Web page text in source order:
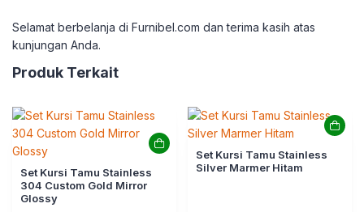
Selamat berbelanja di Furnibel.com dan terima kasih atas
kunjungan Anda.
Produk Terkait
Set Kursi Tamu Stainless
304 Custom Gold Mirror
Glossy
Set Kursi Tamu Stainless
Silver Marmer Hitam